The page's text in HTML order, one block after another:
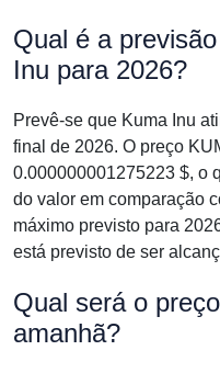
Qual é a
Inu para 2026?
Prevê-se que Kuma Inu
final de 2026. O preço
0.000000001275223 $, o
do valor em comparação
máximo previsto para
está previsto de ser
Qual será o
amanhã?